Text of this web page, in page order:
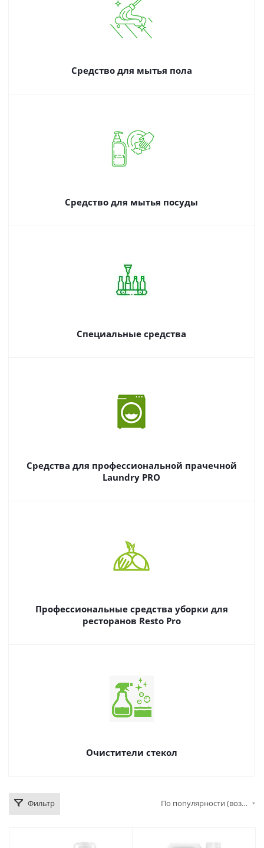
Средство для мытья пола
Средство для мытья посуды
Специальные средства
Средства для профессиональной прачечной
Laundry PRO
Профессиональные средства уборки для
ресторанов Resto Pro
Очистители стекол
Фильтр По популярности (возрастание)